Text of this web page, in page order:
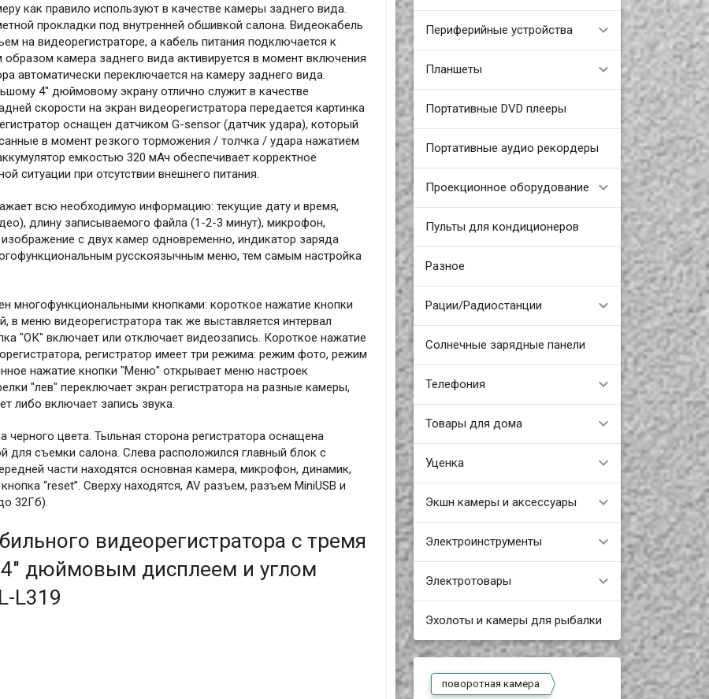
Периферийные устройства
Планшеты
Портативные DVD плееры
Портативные аудио рекордеры
Проекционное оборудование
Пульты для кондиционеров
Разное
Рации/Радиостанции
Солнечные зарядные панели
Телефония
Товары для дома
Уценка
Экшн камеры и аксессуары
Электроинструменты
Электротовары
Эхолоты и камеры для рыбалки
поворотная камера
как правило используют в качестве камеры заднего вида.
прокладки под внутренней обшивкой салона. Видеокабель
на видеорегистраторе, а кабель питания подключается к
камера заднего вида активируется в момент включения
автоматически переключается на камеру заднего вида.
4" дюймовому экрану отлично служит в качестве
скорости на экран видеорегистратора передается картинка
оснащен датчиком G-sensor (датчик удара), который
в момент резкого торможения / толчка / удара нажатием
емкостью 320 мАч обеспечивает корректное
ситуации при отсутствии внешнего питания.
всю необходимую информацию: текущие дату и время,
длину записываемого файла (1-2-3 минут), микрофон,
с двух камер одновременно, индикатор заряда
русскоязычным меню, тем самым настройка
многофункциональными кнопками: короткое нажатие кнопки
в меню видеорегистратора так же выставляется интервал
"ОК" включает или отключает видеозапись. Короткое нажатие
регистратор имеет три режима: режим фото, режим
нажатие кнопки "Меню" открывает меню настроек
"лев" переключает экран регистратора на разные камеры,
либо включает запись звука.
черного цвета. Тыльная сторона регистратора оснащена
съемки салона. Слева расположился главный блок с
части находятся основная камера, микрофон, динамик,
“reset”. Сверху находятся, AV разъем, разъем MiniUSB и
32Гб).
видеорегистратора с тремя
дюймовым дисплеем и углом
L319